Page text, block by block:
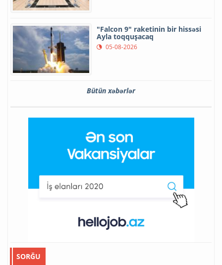
"Falcon 9" raketinin bir hissəsi
Ayla toqquşacaq
05-08-2026
Bütün xəbərlər
SORĞU